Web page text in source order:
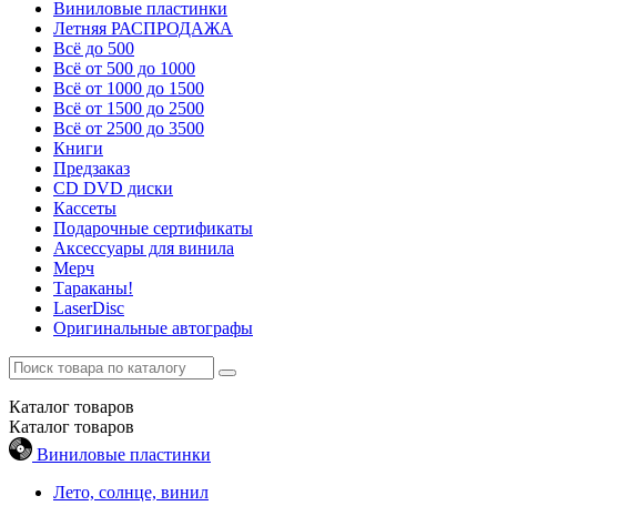
Виниловые пластинки
Летняя РАСПРОДАЖА
Всё до 500
Всё от 500 до 1000
Всё от 1000 до 1500
Всё от 1500 до 2500
Всё от 2500 до 3500
Книги
Предзаказ
CD DVD диски
Кассеты
Подарочные сертификаты
Аксессуары для винила
Мерч
Тараканы!
LaserDisc
Оригинальные автографы
Каталог товаров
Каталог товаров
Виниловые пластинки
Лето, солнце, винил